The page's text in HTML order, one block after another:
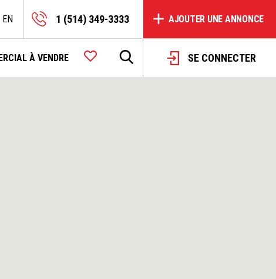
EN 1 (514) 349-3333 AJOUTER UNE ANNONCE
À VENDRE SE CONNECTER